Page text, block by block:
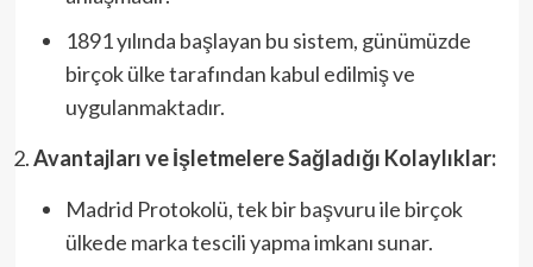
1891 yılında başlayan bu sistem, günümüzde
birçok ülke tarafından kabul edilmiş ve
uygulanmaktadır.
Avantajları ve İşletmelere Sağladığı Kolaylıklar:
Madrid Protokolü, tek bir başvuru ile birçok
ülkede marka tescili yapma imkanı sunar.